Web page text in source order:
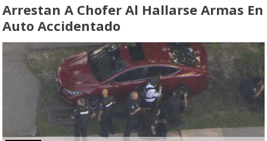
Arrestan A Chofer Al Hallarse Armas En
Auto Accidentado